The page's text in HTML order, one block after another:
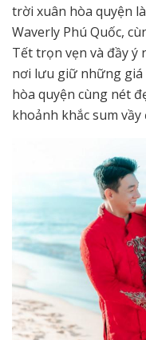
trời xuân hòa quyện
Waverly Phú Quốc,
Tết trọn vẹn và đầy
nơi lưu giữ những giá
hòa quyện cùng nét
khoảnh khắc sum vầy